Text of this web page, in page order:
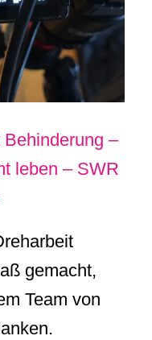
–
leben – SWR
gemacht,
Team von